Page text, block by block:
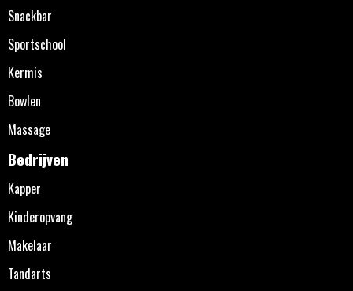
Snackbar
Sportschool
Kermis
Bowlen
Massage
Bedrijven
Kapper
Kinderopvang
Makelaar
Tandarts